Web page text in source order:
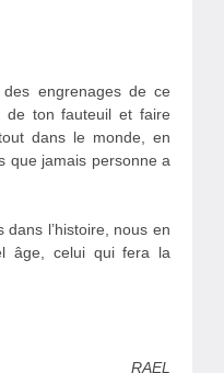
engrenages de ce
ton fauteuil et faire
dans le monde, en
que jamais personne a
l’histoire, nous en
âge, celui qui fera la
RAEL